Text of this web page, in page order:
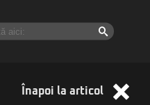
Înapoi la articol